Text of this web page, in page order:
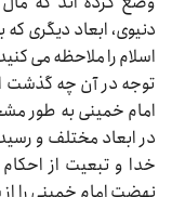
دنیوی، ابعاد دیگری
اسلام را ملاحظه می‌‌‌
توجه در آن چه گذشت
امام خمینی به طور
در ابعاد مختلف و
خدا و تبعیت از